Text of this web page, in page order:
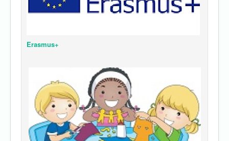
Erasmus+